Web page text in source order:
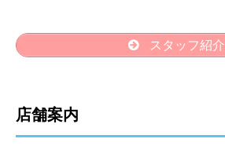
スタッフ紹介
店舗案内